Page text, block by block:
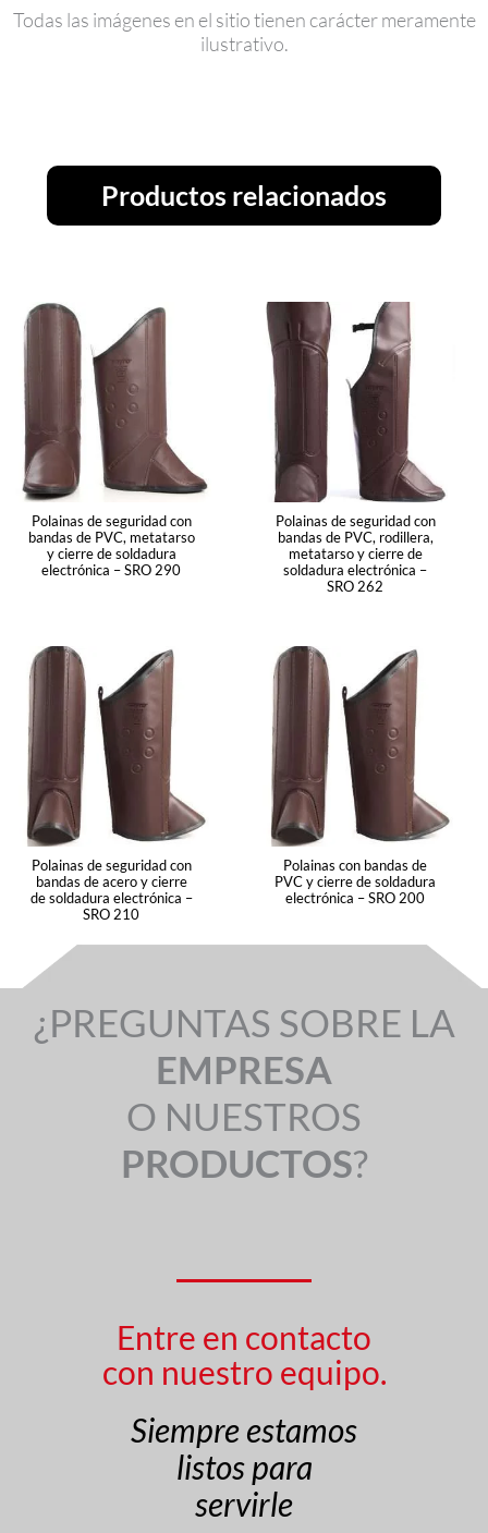
Todas las imágenes en el sitio tienen carácter meramente
ilustrativo.
Productos relacionados
Polainas de seguridad con
bandas de PVC, metatarso
y cierre de soldadura
electrónica – SRO 290
Polainas de seguridad con
bandas de PVC, rodillera,
metatarso y cierre de
soldadura electrónica –
SRO 262
Polainas de seguridad con
bandas de acero y cierre
de soldadura electrónica –
SRO 210
Polainas con bandas de
PVC y cierre de soldadura
electrónica – SRO 200
¿PREGUNTAS SOBRE LA
EMPRESA
O NUESTROS
PRODUCTOS?
Entre en contacto
con nuestro equipo.
Siempre estamos
listos para
servirle